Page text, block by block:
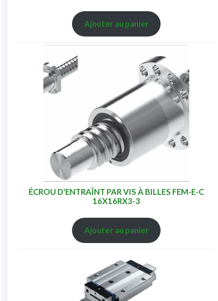
Ajouter au panier
ÉCROU D'ENTRAÎNT PAR VIS À BILLES FEM-E-C
16X16RX3-3
Ajouter au panier